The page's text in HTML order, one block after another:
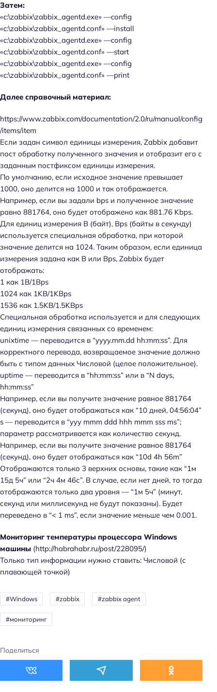
Затем:
«c:\zabbix\zabbix_agentd.exe» —config
«c:\zabbix\zabbix_agentd.conf» —install
«c:\zabbix\zabbix_agentd.exe» —config
«c:\zabbix\zabbix_agentd.conf» —start
«c:\zabbix\zabbix_agentd.exe» —config
«c:\zabbix\zabbix_agentd.conf» —print
Далее справочный материал:
https://www.zabbix.com/documentation/2.0/ru/manual/config
/items/item
Если задан символ единицы измерения, Zabbix добавит
пост обработку полученного значения и отобразит его с
заданным постфиксом единицы измерения.
По умолчанию, если исходное значение превышает
1000, оно делится на 1000 и так отображается.
Например, если вы задали bps и полученное значение
равно 881764, оно будет отображено как 881.76 Kbps.
Для единиц измерения B (байт), Bps (байты в секунду)
используется специальная обработка, при которой
значение делится на 1024. Таким образом, если единица
измерения задана как B или Bps, Zabbix будет
отображать:
1 как 1B/1Bps
1024 как 1KB/1KBps
1536 как 1.5KB/1.5KBps
Специальная обработка используется и для следующих
единиц измерения связанных со временем:
unixtime — переводится в “yyyy.mm.dd hh:mm:ss”. Для
корректного перевода, возвращаемое значение должно
быть с типом данных Числовой (целое положительное).
uptime — переводится в “hh:mm:ss” или в “N days,
hh:mm:ss”
Например, если вы получите значение равное 881764
(секунд), оно будет отображаться как “10 дней, 04:56:04”
s — переводится в “yyy mmm ddd hhh mmm sss ms”;
параметр рассматривается как количество секунд.
Например, если вы получите значение равное 881764
(секунд), оно будет отображаться как “10d 4h 56m”
Отображаются только 3 верхних основы, такие как “1м
15д 5ч” или “2ч 4м 46с”. В случае, если нет дней, то тогда
отображаются только два уровня — “1м 5ч” (минут,
секунд или миллисекунд не будут показаны). Будет
переведено в “< 1 ms”, если значение меньше чем 0.001.
Мониторинг температуры процессора Windows
машины (http://habrahabr.ru/post/228095/)
Только тип информации нужно ставить: Числовой (с
плавающей точкой)
Windows zabbix zabbix agent
мониторинг
Поделиться